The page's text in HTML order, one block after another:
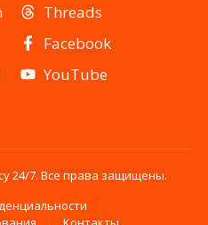
Threads
Facebook
YouTube
24/7. Все права защищены.